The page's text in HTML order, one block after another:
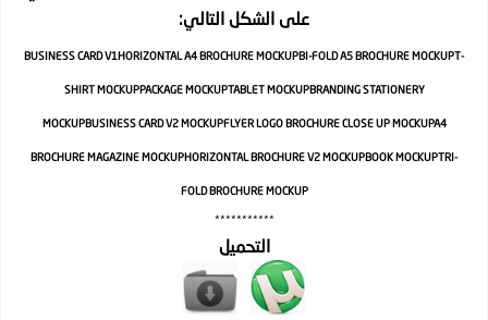
على الشكل التالي:
BUSINESS CARD V1HORIZONTAL A4 BROCHURE MOCKUPBI-FOLD A5 BROCHURE MOCKUPT-
SHIRT MOCKUPPACKAGE MOCKUPTABLET MOCKUPBRANDING STATIONERY
MOCKUPBUSINESS CARD V2 MOCKUPFLYER LOGO BROCHURE CLOSE UP MOCKUPA4
BROCHURE MAGAZINE MOCKUPHORIZONTAL BROCHURE V2 MOCKUPBOOK MOCKUPTRI-
FOLD BROCHURE MOCKUP
***********
التحميل